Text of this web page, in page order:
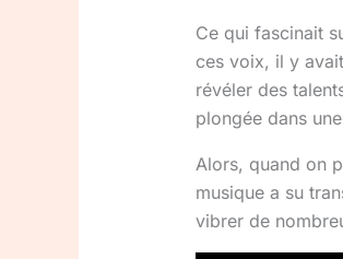
Ce qui fascinait
ces voix, il y
révéler des
plongée dans
Alors, quand on
musique a su
vibrer de